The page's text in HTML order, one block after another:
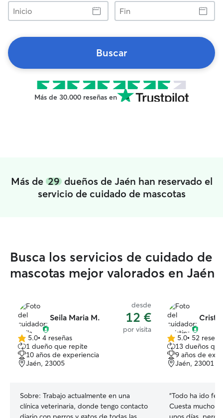
Inicio
Fin
Buscar
Más de 30.000 reseñas en
Más de 29dueños de Jaén han reservado el
servicio de cuidado de mascotas
Busca los servicios de cuidado de
mascotas mejor valorados en Jaén
Seila Maria M.
desde
12 €
por visita
5.0
de
5
estrellas
5.0• 4 reseñas
1 dueño que repite
10 años de experiencia
Jaén, 23005
Sobre: Trabajo actualmente en una
clínica veterinaria, donde tengo contacto
5.0
de
5
estrellas
5.0• 52
13 dueños
9 años de
Jaén, 23001
“Todo ha ido
Cuesta mucho